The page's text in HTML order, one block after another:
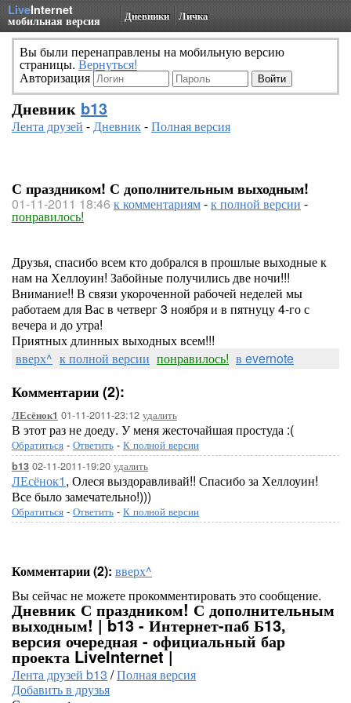
LiveInternet
мобильная версия Дневники Личка
Вы были перенаправлены на мобильную версию
страницы. Вернуться!
Авторизация
Дневник b13
Лента друзей -Дневник-Полная версия
С праздником! С дополнительным выходным!
01-11-2011 18:46 к комментариям-к полной версии -
понравилось!
Друзья, спасибо всем кто добрался в прошлые выходные к
нам на Хеллоуин! Забойные получились две ночи!!!
Внимание!! В связи укороченной рабочей неделей мы
работаем для Вас в четверг 3 ноября и в пятнуцу 4-го с
вечера и до утра!
Приятных длинных выходных всем!!!
вверх^ к полной версии понравилось! в evernote
Комментарии (2):
ЛЕсёнок1 01-11-2011-23:12 удалить
В этот раз не доеду. У меня жесточайшая простуда :(
Обратиться - Ответить - К полной версии
b13 02-11-2011-19:20 удалить
ЛЕсёнок1, Олеся выздоравливай!! Спасибо за Хеллоуин!
Все было замечательно!)))
Обратиться - Ответить - К полной версии
Комментарии (2): вверх^
Вы сейчас не можете прокомментировать это сообщение.
Дневник С праздником! С дополнительным
выходным! | b13 - Интернет-паб Б13,
версия очередная - официальный бар
проекта LiveInternet |
Лента друзей b13 /Полная версия
Добавить в друзья